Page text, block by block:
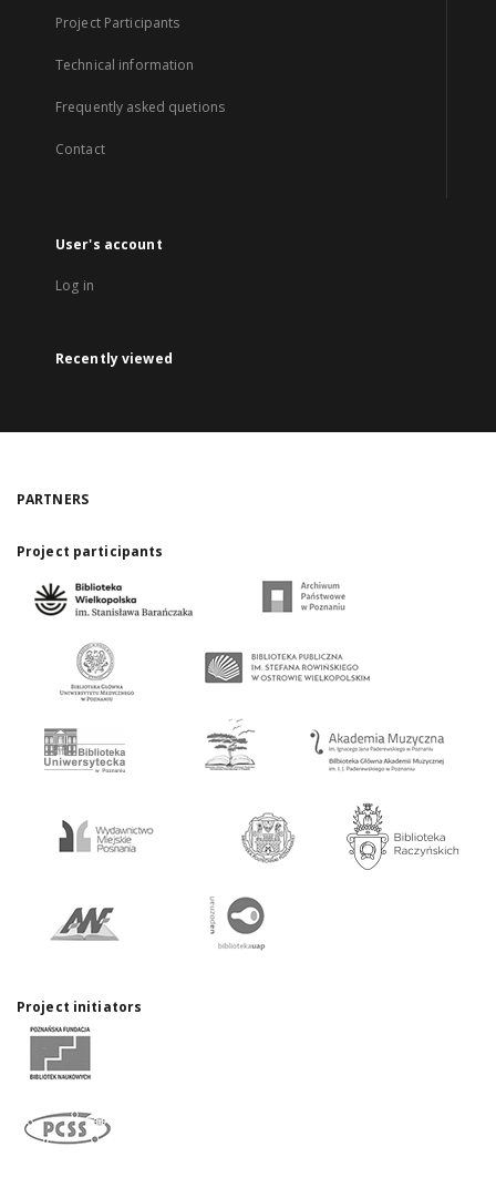
Project Participants
Technical information
Frequently asked quetions
Contact
User's account
Log in
Recently viewed
PARTNERS
Project participants
Project initiators